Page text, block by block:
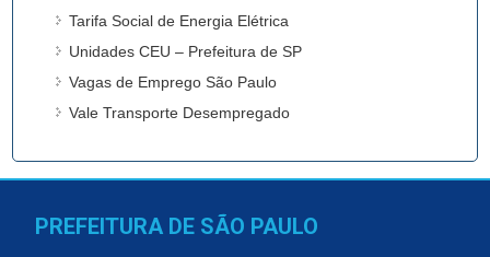
Tarifa Social de Energia Elétrica
Unidades CEU – Prefeitura de SP
Vagas de Emprego São Paulo
Vale Transporte Desempregado
PREFEITURA DE SÃO PAULO